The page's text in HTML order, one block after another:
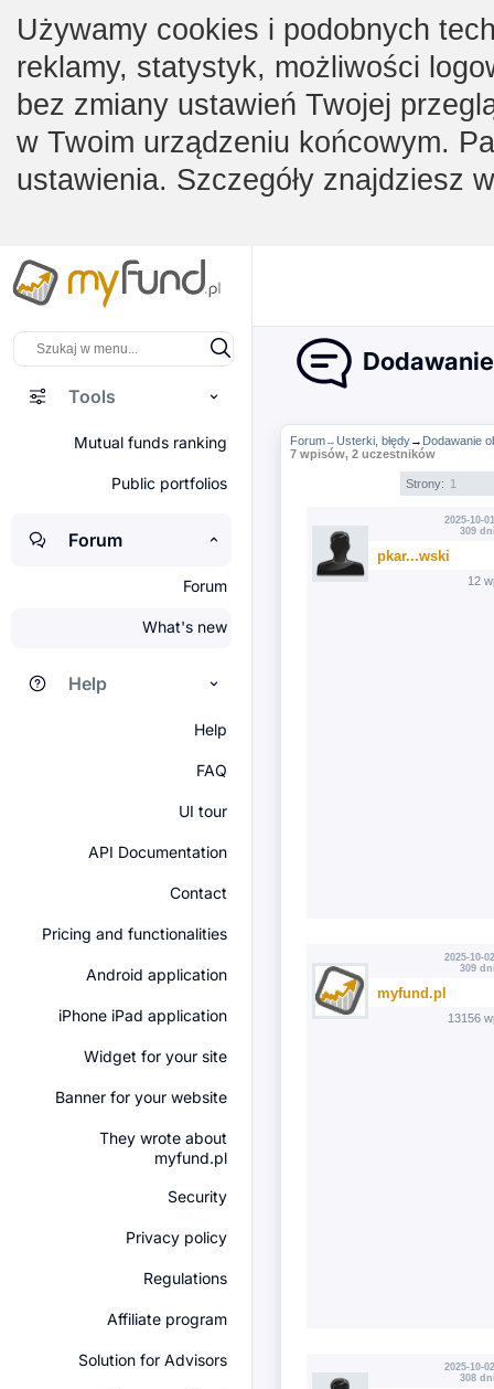
Używamy cookies i podobnych
reklamy, statystyk, możliwości
bez zmiany ustawień Twojej
w Twoim urządzeniu końcowym.
ustawienia. Szczegóły znajdziesz
Tools
Mutual funds ranking
Public portfolios
Forum
Forum
What's new
Help
Help
FAQ
UI tour
API Documentation
Contact
Pricing and functionalities
Android application
iPhone iPad application
Widget for your site
Banner for your website
They wrote about
myfund.pl
Security
Privacy policy
Regulations
Affiliate program
Solution for Advisors
Forum→Usterki, błędy→ Dodawanie
7 wpisów, 2 uczestników
Strony: 1
2025-10-
309
pkar...wski
12
2025-10-
309
myfund.pl
13156
2025-10-
308